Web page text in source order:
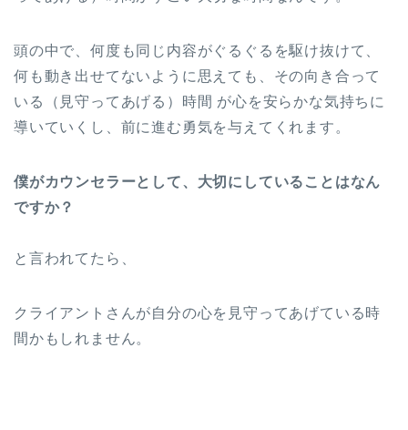
頭の中で、何度も同じ内容がぐるぐるを駆け抜けて、
何も動き出せてないように思えても、その向き合って
いる（見守ってあげる）時間 が心を安らかな気持ちに
導いていくし、前に進む勇気を与えてくれます。
僕がカウンセラーとして、大切にしていることはなん
ですか？
と言われてたら、
クライアントさんが自分の心を見守ってあげている時
間かもしれません。